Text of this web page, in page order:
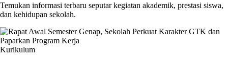
Temukan informasi terbaru seputar kegiatan akademik, prestasi siswa,
dan kehidupan sekolah.
Kurikulum